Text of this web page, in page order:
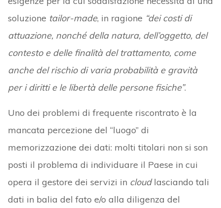
soluzione tailor-made, in ragione “dei costi di
attuazione, nonché della natura, dell’oggetto, del
contesto e delle finalità del trattamento, come
anche del rischio di varia probabilità e gravità
per i diritti e le libertà delle persone fisiche”.
Uno dei problemi di frequente riscontrato è la
mancata percezione del “luogo” di
memorizzazione dei dati: molti titolari non si son
posti il problema di individuare il Paese in cui
opera il gestore dei servizi in cloudlasciando tali
dati in balia del fato e/o alla diligenza del